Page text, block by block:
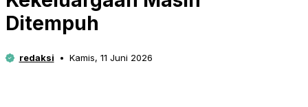
Ditempuh
redaksi Kamis, 11 Juni 2026